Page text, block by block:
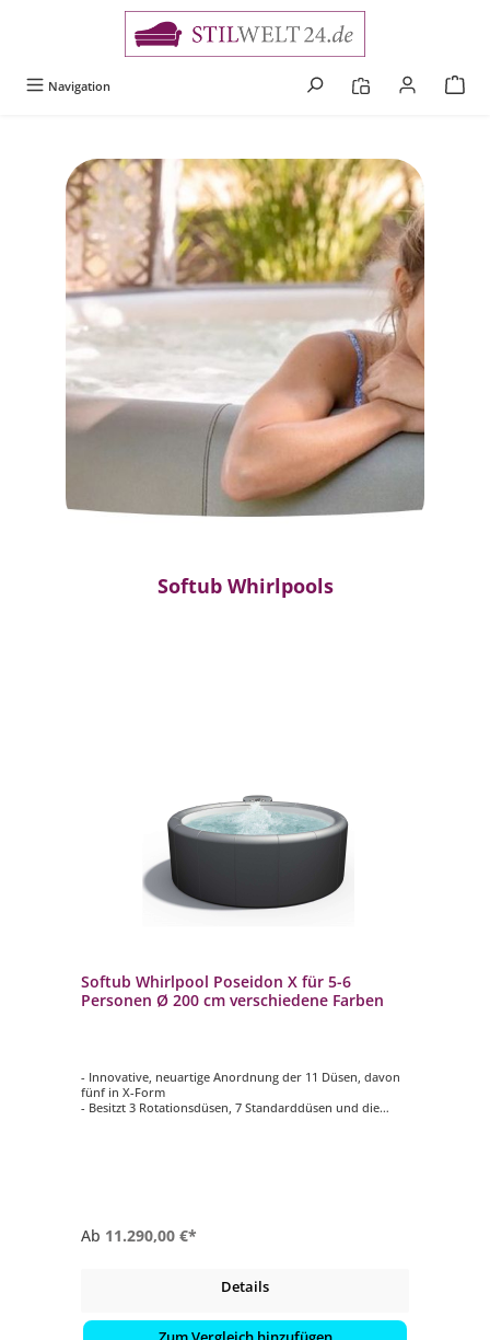
Navigation
Softub Whirlpools
Softub Whirlpool Poseidon X für 5-6
Personen Ø 200 cm verschiedene Farben
- Innovative, neuartige Anordnung der 11 Düsen, davon
fünf in X-Form
- Besitzt 3 Rotationsdüsen, 7 Standarddüsen und die
Ab 11.290,00 €*
Details